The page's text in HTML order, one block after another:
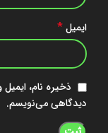
ایمیل*
ذخیره نام،
دیدگاهی می‌نویسم.